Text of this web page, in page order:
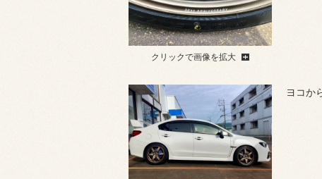
クリックで画像を拡大
ヨコか